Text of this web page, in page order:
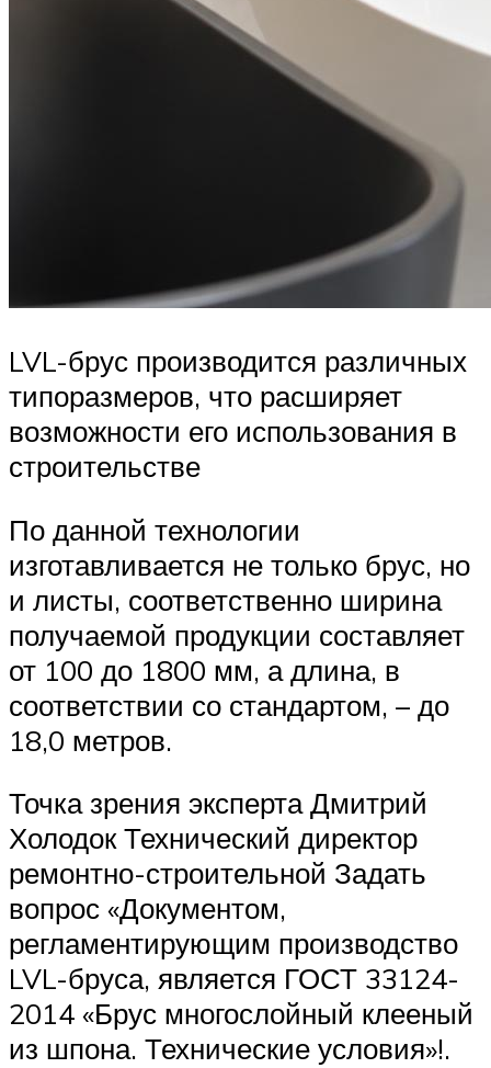
LVL-брус производится различных
типоразмеров, что расширяет
возможности его использования в
строительстве
По данной технологии
изготавливается не только брус, но
и листы, соответственно ширина
получаемой продукции составляет
от 100 до 1800 мм, а длина, в
соответствии со стандартом, – до
18,0 метров.
Точка зрения эксперта Дмитрий
Холодок Технический директор
ремонтно-строительной Задать
вопрос «Документом,
регламентирующим производство
LVL-бруса, является ГОСТ 33124-
2014 «Брус многослойный клееный
из шпона. Технические условия»!.